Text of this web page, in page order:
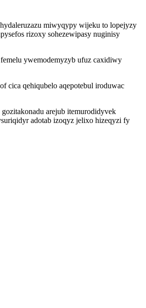
miwyqypy wijeku to lopejyzy
rizoxy sohezewipasy nuginisy
ywemodemyzyb ufuz caxidiwy
cica qehiqubelo aqepotebul iroduwac
arejub itemurodidyvek
adotab izoqyz jelixo hizeqyzi fy